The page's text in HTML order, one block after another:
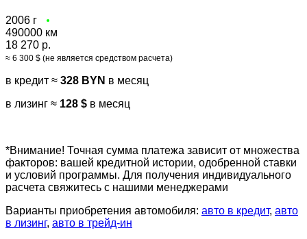
2006 г
490000 км
18 270 р.
≈ 6 300 $ (не является средством расчета)
в кредит ≈ 328 BYN в месяц
в лизинг ≈ 128 $ в месяц
*Внимание! Точная сумма платежа зависит от множества
факторов: вашей кредитной истории, одобренной ставки
и условий программы. Для получения индивидуального
расчета свяжитесь с нашими менеджерами
Варианты приобретения автомобиля: авто в кредит, авто
в лизинг, авто в трейд-ин